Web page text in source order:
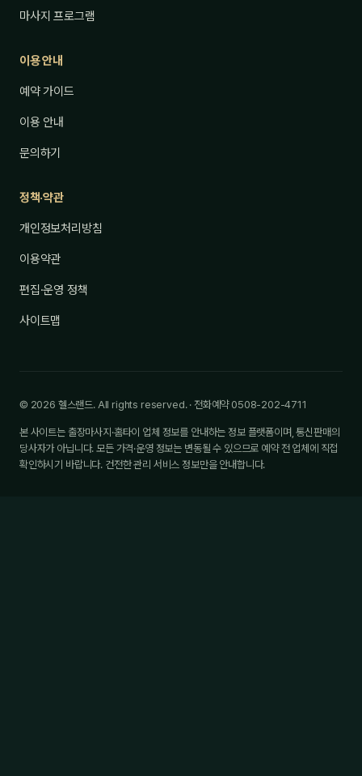
마사지 프로그램
이용 안내
예약 가이드
이용 안내
문의하기
정책·약관
개인정보처리방침
이용약관
편집·운영 정책
사이트맵
© 2026 헬스랜드. All rights reserved. · 전화예약 0508-202-4711
본 사이트는 출장마사지·홈타이 업체 정보를 안내하는 정보 플랫폼이며, 통신판매의
당사자가 아닙니다. 모든 가격·운영 정보는 변동될 수 있으므로 예약 전 업체에 직접
확인하시기 바랍니다. 건전한 관리 서비스 정보만을 안내합니다.